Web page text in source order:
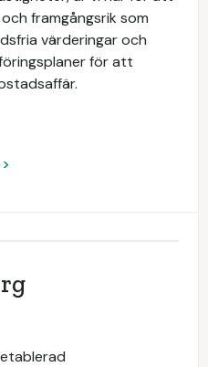
framgångsrik som
värderingar och
för att